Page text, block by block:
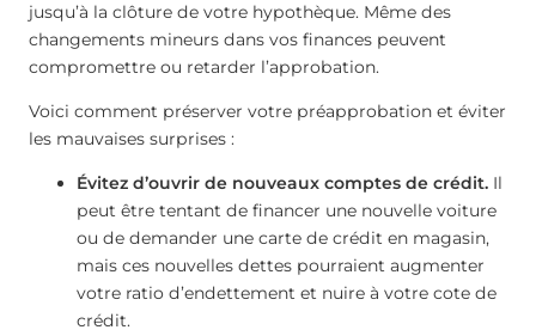
jusqu’à la clôture de votre hypothèque. Même des
changements mineurs dans vos finances peuvent
compromettre ou retarder l’approbation.
Voici comment préserver votre préapprobation et éviter
les mauvaises surprises :
Évitez d’ouvrir de nouveaux comptes de crédit. Il
peut être tentant de financer une nouvelle voiture
ou de demander une carte de crédit en magasin,
mais ces nouvelles dettes pourraient augmenter
votre ratio d’endettement et nuire à votre cote de
crédit.